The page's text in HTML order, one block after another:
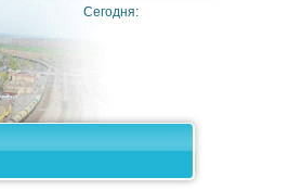
Сегодня: